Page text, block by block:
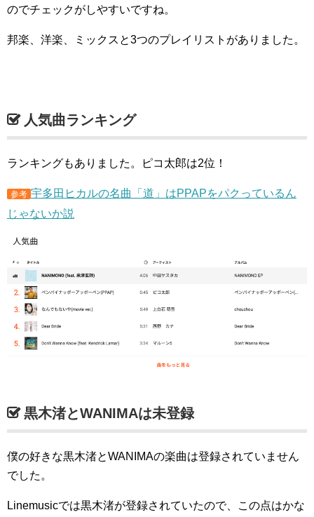
のでチェックがしやすいですね。
邦楽、洋楽、ミックスと3つのプレイリストがありました。
人気曲ランキング
ランキングもありました。ピコ太郎は2位！
参考 宇多田ヒカルの名曲「道」はPPAPをパクっているん
じゃないか説
黒木渚とWANIMAは未登録
僕の好きな黒木渚とWANIMAの楽曲は登録されていません
でした。
Linemusicでは黒木渚が登録されていたので、この点はかな